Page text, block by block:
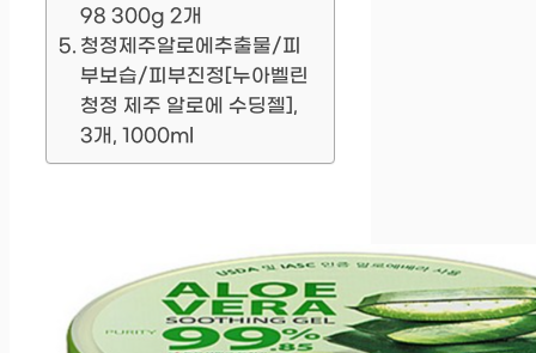
98 300g 2개
청정제주알로에추출물/피
부보습/피부진정[누아벨린
청정 제주 알로에 수딩젤],
3개, 1000ml